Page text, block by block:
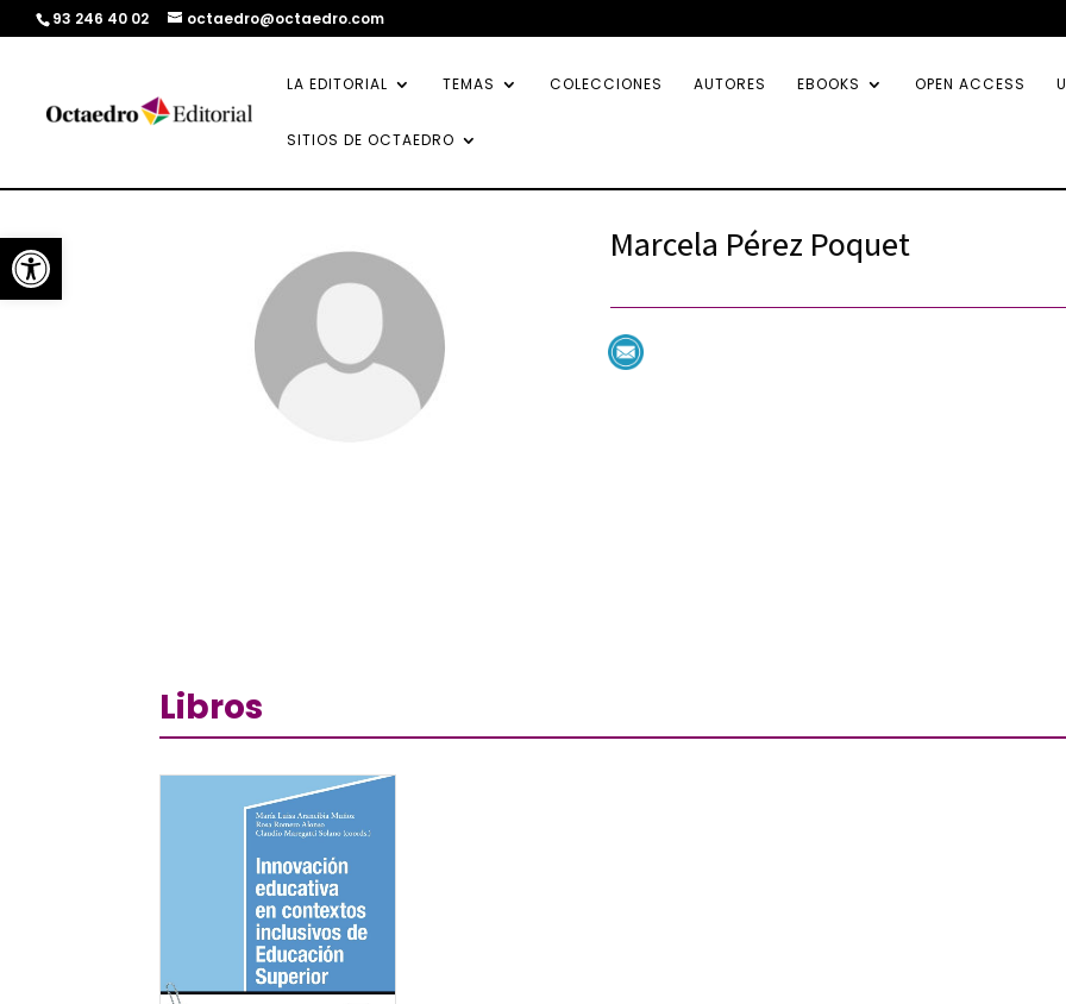
Abrir barra de herramientas
93 246 40 02 octaedro@octaedro.com
LA EDITORIAL TEMAS COLECCIONES AUTORES EBOOKS OPEN ACCESS
SITIOS DE OCTAEDRO
Marcela Pérez Poquet
Libros